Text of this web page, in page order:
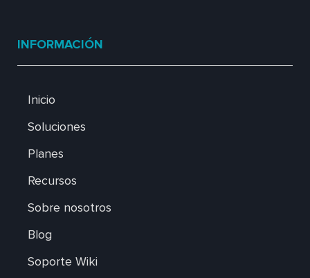
INFORMACIÓN
Inicio
Soluciones
Planes
Recursos
Sobre nosotros
Blog
Soporte Wiki